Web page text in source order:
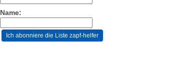
Name: